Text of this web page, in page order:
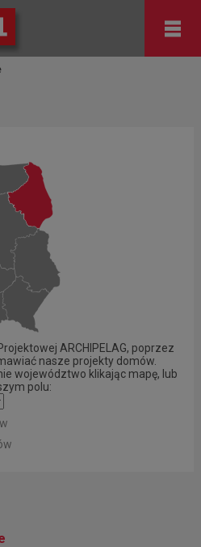
ARCHIPELAG, poprzez
nasze projekty domów.
województwo klikając mapę, lub
polu: